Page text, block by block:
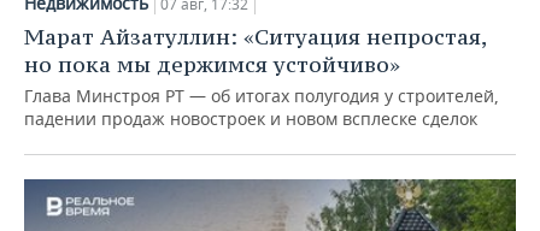
Марат Айзатуллин: «Ситуация непростая,
но пока мы держимся устойчиво»
Глава Минстроя РТ — об итогах полугодия у строителей,
падении продаж новостроек и новом всплеске сделок